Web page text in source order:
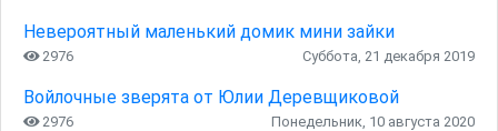
Невероятный маленький домик мини зайки
2976 Суббота, 21 декабря 2019
Войлочные зверята от Юлии Деревщиковой
2976 Понедельник, 10 августа 2020